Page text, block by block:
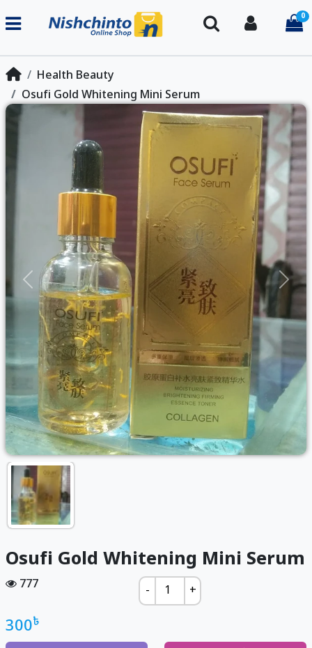
SearchLogin 0
Health Beauty
Osufi Gold Whitening Mini Serum
Previous Next
Osufi Gold Whitening Mini Serum
777 - +
300৳